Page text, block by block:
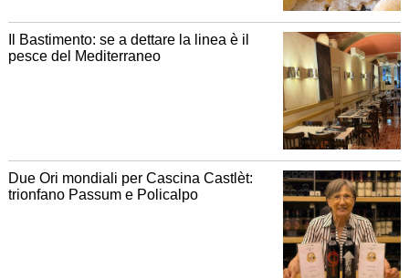
Il Bastimento: se a dettare la linea è il
pesce del Mediterraneo
Due Ori mondiali per Cascina Castlèt:
trionfano Passum e Policalpo